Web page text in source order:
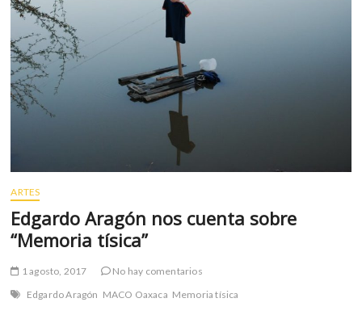
almacena
el
contenido
viral
de
Internet
ARTES
Edgardo Aragón nos cuenta sobre
“Memoria tísica”
1 agosto, 2017
No hay comentarios
Edgardo Aragón MACO Oaxaca Memoria tísica